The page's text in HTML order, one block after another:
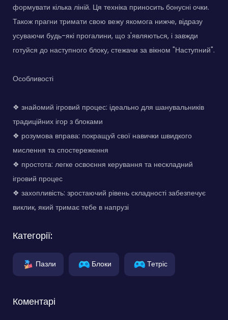
формувати кілька ліній. Ця техніка приносить бонусні очки.
Також прагни тримати свою вежу якомога нижче, відразу
усуваючи будь-які прогалини, що з'являються, і завжди
готуйся до наступного блоку, стежачи за вікном "Наступний".
Особливості
❖ знайомий ігровий процес: ідеально для шанувальників
традиційних ігор з блоками
❖ розумова вправа: покращуй свої навички швидкого
мислення та спостереження
❖ простота: легке освоєння керування та нескладний
ігровий процес
❖ захопливість: зростаючий рівень складності забезпечує
виклик, який тримає тебе в напрузі
Категорії:
Пазли Блоки Тетріс
Коментарі